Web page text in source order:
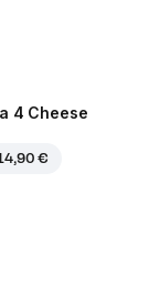
4 Cheese
€